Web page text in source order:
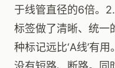
于线管直径的6倍。
标签做了清晰、统一
种标记远比‘A线’有